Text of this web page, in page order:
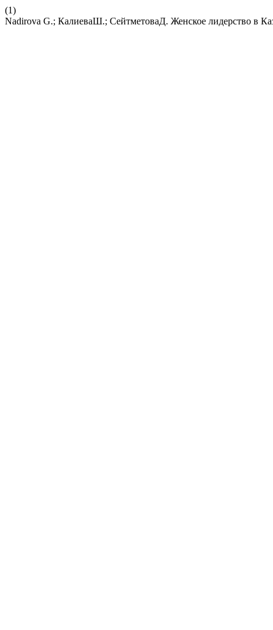
(1)
Nadirova G.; КалиеваШ.; СейтметоваД. Женское лидерство в